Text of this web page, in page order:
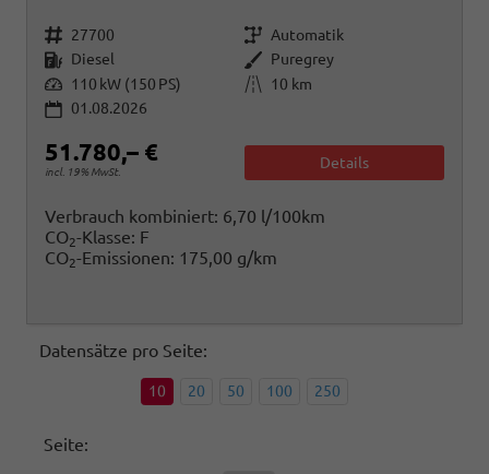
Fahrzeugnr. 27700 Getriebe Automatik
Kraftstoff Diesel Außenfarbe Puregrey
Leistung 110 kW (150 PS) Kilometerstand
10 km
01.08.2026
51.780,– €
incl. 19% MwSt.
Details
Verbrauch kombiniert: 6,70 l/100km
CO2-Klasse: F
CO2-Emissionen: 175,00 g/km
Datensätze pro Seite:
10 20 50 100 250
Seite: